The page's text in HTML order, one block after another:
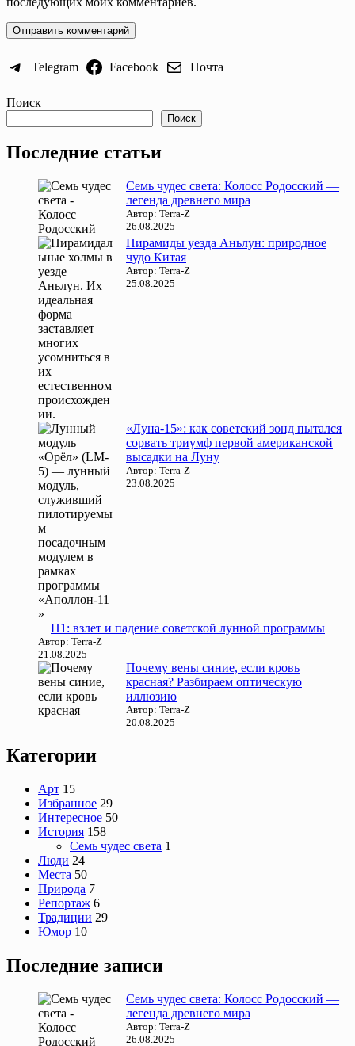
Telegram Facebook Почта
Поиск
Поиск
Последние статьи
Семь чудес света: Колосс Родосский —
легенда древнего мира
Автор: Terra-Z
26.08.2025
Пирамиды уезда Аньлун: природное
чудо Китая
Автор: Terra-Z
25.08.2025
«Луна-15»: как советский зонд пытался
сорвать триумф первой американской
высадки на Луну
Автор: Terra-Z
23.08.2025
Н1: взлет и падение советской лунной программы
Автор: Terra-Z
21.08.2025
Почему вены синие, если кровь
красная? Разбираем оптическую
иллюзию
Автор: Terra-Z
20.08.2025
Категории
Арт 15
Избранное 29
Интересное 50
История 158
Семь чудес света 1
Люди 24
Места 50
Природа 7
Репортаж 6
Традиции 29
Юмор 10
Последние записи
Семь чудес света: Колосс Родосский —
легенда древнего мира
Автор: Terra-Z
26.08.2025